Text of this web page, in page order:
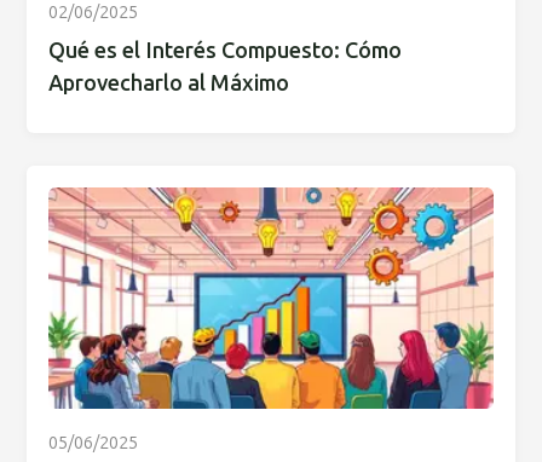
02/06/2025
Qué es el Interés Compuesto: Cómo
Aprovecharlo al Máximo
05/06/2025